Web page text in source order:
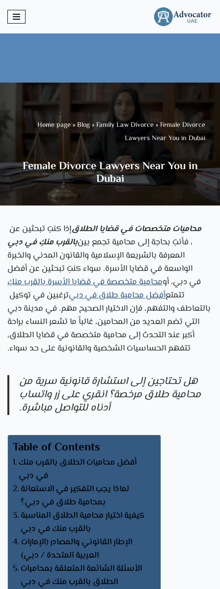
Skip
Home page»Blog »Family Law Divorce»Female Divorce
Lawyers Near You in Dubai
Female Divorce Lawyers Near You in
Dubai
إذا كنتِ تبحثين عنمحاميات متخصصات في قضايا الطلاق
بالقرب منكِ في دبي، فأنتِ بحاجة إلى محامية تجمع بين
المعرفة بالشريعة الإسلامية والقانون المدني والخبرة
الواسعة في قضايا الأسرة. سواء كنتِ تبحثين عن أفضل
محامية متخصصة في قضايا الأسرة بالقرب منكِفي دبي، أو
ترغبين في توكيلأفضل محامية طلاق في دبيتتمتع
بالتعاطف والتفهم، فإن الاختيار الصحيح مهم. في مدينة دبي
التي تضم العديد من المحامين، غالباً ما تشعر النساء براحة
أكبر عند التحدث إلى محامية متخصصة في قضايا الطلاق،
تتفهم الحساسيات الشخصية والقانونية على حد سواء.
هل تحتاجين إلى استشارة قانونية سرية من
محامية طلاق مرخصة؟ انقري على زر واتساب
أدناه للتواصل مباشرة.
Table of Contents
أفضل محاميات الطلاق بالقرب منك
في دبي
لماذا يجب التفكير في الاستعانة
بمحامية طلاق في دبي؟
كيفية اختيار محامية الطلاق المناسبة
بالقرب منك في دبي
الإطار القانوني والمصادر (الإمارات
العربية المتحدة / دبي)
الأسئلة الشائعة المتعلقة بمحاميات
الطلاق بالقرب منك في دبي